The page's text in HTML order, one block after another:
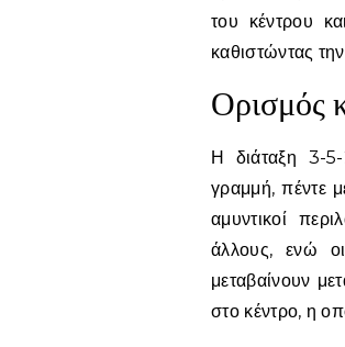
του κέντρου
καθιστώντας
Ορισμός
Η διάταξη 3-5-
γραμμή, πέντε
αμυντικοί
άλλους, ενώ
μεταβαίνουν
στο κέντρο, η